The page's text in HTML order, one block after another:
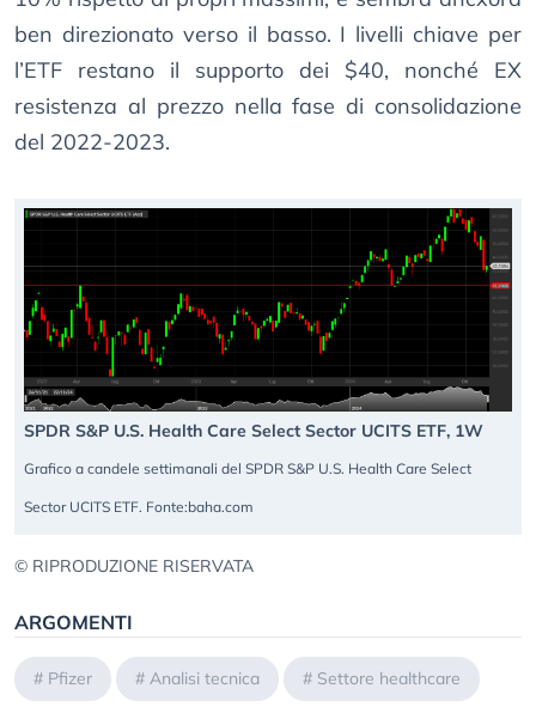
ben direzionato verso il basso. I livelli chiave per
l’ETF restano il supporto dei $40, nonché EX
resistenza al prezzo nella fase di consolidazione
del 2022-2023.
SPDR S&P U.S. Health Care Select Sector UCITS ETF, 1W
Grafico a candele settimanali del SPDR S&P U.S. Health Care Select
Sector UCITS ETF. Fonte:baha.com
© RIPRODUZIONE RISERVATA
ARGOMENTI
# Pfizer # Analisi tecnica # Settore healthcare